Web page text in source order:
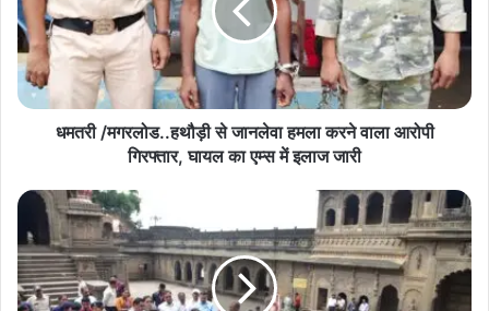
a
i
l
a
d
s
धमतरी /मगरलोड..हथौड़ी से जानलेवा हमला करने वाला आरोपी
गिरफ्तार, घायल का एम्स में इलाज जारी